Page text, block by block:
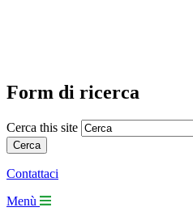
Form di ricerca
Cerca this site
Contattaci
Menù